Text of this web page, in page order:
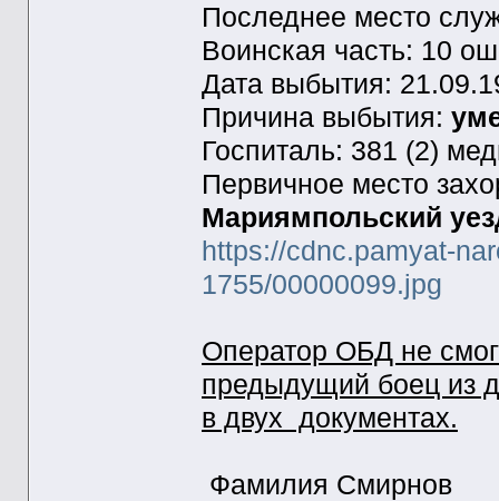
Последнее место
Воинская часть: 10
Дата выбытия:
Причина выбытия:
Госпиталь: 381 (2)
Первичное место
Мариямпольский
https://cdnc.pamyat-
1755/00000099.jpg
Оператор ОБД не
предыдущий боец из
в двух документах.
Фамилия Смирнов